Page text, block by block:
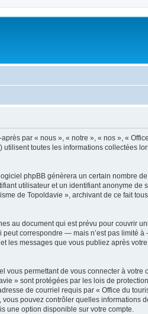
par « nous », « notre », « nos », «
toutes les informations collectées
phpBB génèrera un certain nombre
utilisateur et un identifiant anonyme de
de Topoldavie », archivant de ce fait
au document qui est prévu pour couvrir
correspondre — mais n’est pas limité
les messages que vous publiez après
vous permettant de vous connecter à votre
» sont protégées par les lois de
de courriel requis par « Office du
pouvez contrôler quelles informations
une option disponible sur votre compte.